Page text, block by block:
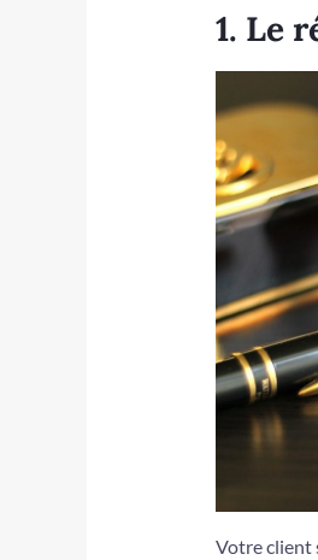
1. Le
Votre client